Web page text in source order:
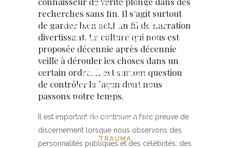
subliminale,
symbolisme occulte
et corruption au
sein des
plateformes
d’information
alternatives et des
médias sociaux
TRAUMA
recherches sans fin. Il s’agit surtout
de garder bien actif un fil de narration
divertissant. La culture qui nous est
proposée décennie après décennie
veille à dérouler les choses dans un
certain ordre. Il est surtout question
de contrôler la façon dont nous
passons notre temps.
Il est important de continuer à faire preuve de
discernement lorsque nous observons des
personnalités publiques et des célébrités: des